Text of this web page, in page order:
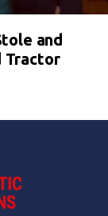
and
Tractor